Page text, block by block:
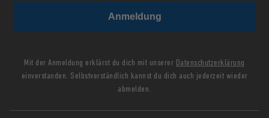
Anmeldung
Mit der Anmeldung erklärst du dich mit unserer Datenschutzerklärung
einverstanden. Selbstverständlich kannst du dich auch jederzeit wieder
abmelden.